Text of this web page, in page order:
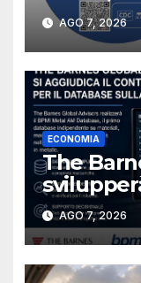
NIOSH
AGO 7, 2026
ECONOMIA
The
navale
AGO 7, 2026